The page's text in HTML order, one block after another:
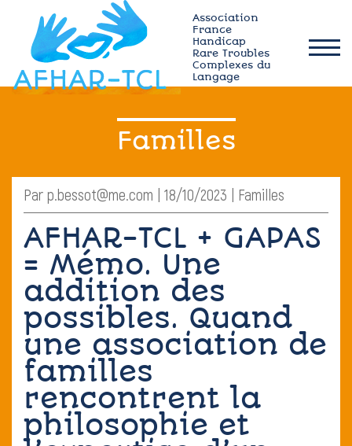
content
afhar-
tcl
Association
France
Handicap
Rare Troubles
Complexes du
Langage
Qui sommes-nous ?
Plateforme MÉMO
Ressources TCL
Adhérez
Contact
Familles
Par p.bessot@me.com | 18/10/2023 | Familles
AFHAR-TCL + GAPAS
= Mémo. Une
addition des
possibles. Quand
une association de
familles
rencontrent la
philosophie et